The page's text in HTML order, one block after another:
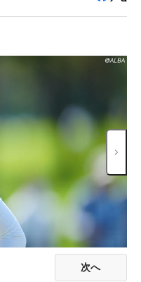
次へ